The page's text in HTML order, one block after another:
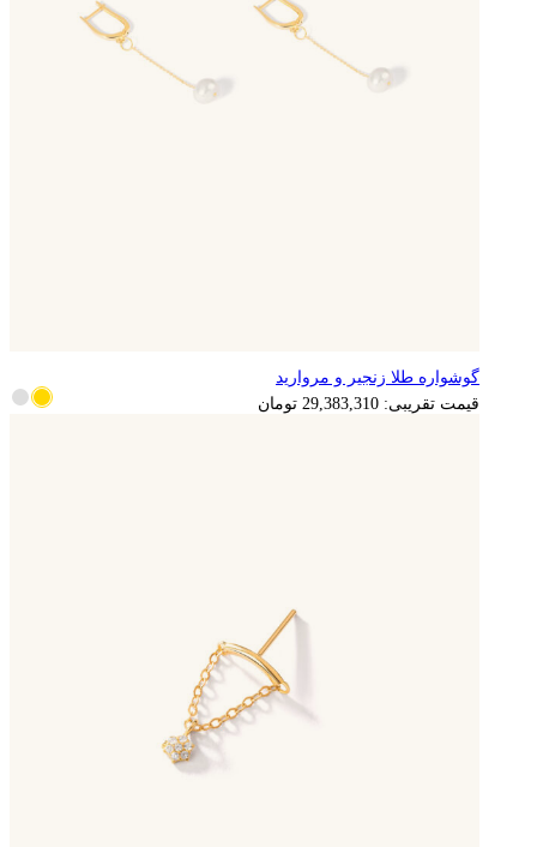
5,876,662 تومان
گوشواره طلا زنجیر و مروارید
قیمت تقریبی:29,383,310 تومان